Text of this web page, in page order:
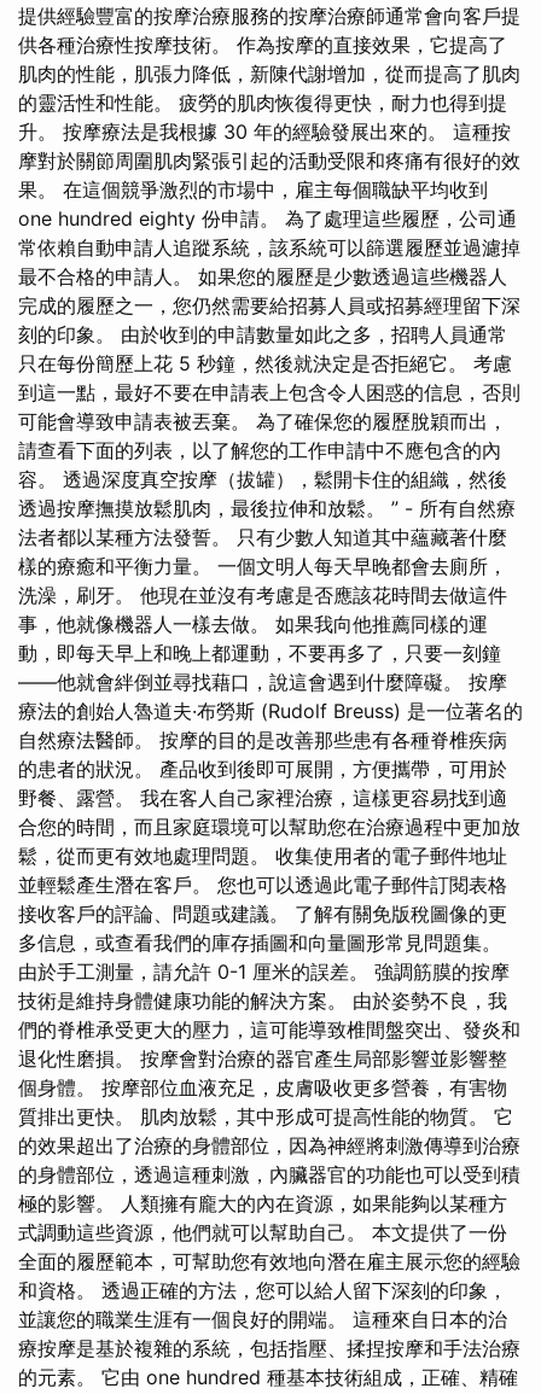
提供經驗豐富的按摩治療服務的按摩治療師通常會向客戶提
供各種治療性按摩技術。 作為按摩的直接效果，它提高了
肌肉的性能，肌張力降低，新陳代謝增加，從而提高了肌肉
的靈活性和性能。 疲勞的肌肉恢復得更快，耐力也得到提
升。 按摩療法是我根據 30 年的經驗發展出來的。 這種按
摩對於關節周圍肌肉緊張引起的活動受限和疼痛有很好的效
果。 在這個競爭激烈的市場中，雇主每個職缺平均收到
one hundred eighty 份申請。 為了處理這些履歷，公司通
常依賴自動申請人追蹤系統，該系統可以篩選履歷並過濾掉
最不合格的申請人。 如果您的履歷是少數透過這些機器人
完成的履歷之一，您仍然需要給招募人員或招募經理留下深
刻的印象。 由於收到的申請數量如此之多，招聘人員通常
只在每份簡歷上花 5 秒鐘，然後就決定是否拒絕它。 考慮
到這一點，最好不要在申請表上包含令人困惑的信息，否則
可能會導致申請表被丟棄。 為了確保您的履歷脫穎而出，
請查看下面的列表，以了解您的工作申請中不應包含的內
容。 透過深度真空按摩（拔罐），鬆開卡住的組織，然後
透過按摩撫摸放鬆肌肉，最後拉伸和放鬆。 ” - 所有自然療
法者都以某種方法發誓。 只有少數人知道其中蘊藏著什麼
樣的療癒和平衡力量。 一個文明人每天早晚都會去廁所，
洗澡，刷牙。 他現在並沒有考慮是否應該花時間去做這件
事，他就像機器人一樣去做。 如果我向他推薦同樣的運
動，即每天早上和晚上都運動，不要再多了，只要一刻鐘
——他就會絆倒並尋找藉口，說這會遇到什麼障礙。 按摩
療法的創始人魯道夫·布勞斯 (Rudolf Breuss) 是一位著名的
自然療法醫師。 按摩的目的是改善那些患有各種脊椎疾病
的患者的狀況。 產品收到後即可展開，方便攜帶，可用於
野餐、露營。 我在客人自己家裡治療，這樣更容易找到適
合您的時間，而且家庭環境可以幫助您在治療過程中更加放
鬆，從而更有效地處理問題。 收集使用者的電子郵件地址
並輕鬆產生潛在客戶。 您也可以透過此電子郵件訂閱表格
接收客戶的評論、問題或建議。 了解有關免版稅圖像的更
多信息，或查看我們的庫存插圖和向量圖形常見問題集。
由於手工測量，請允許 0-1 厘米的誤差。 強調筋膜的按摩
技術是維持身體健康功能的解決方案。 由於姿勢不良，我
們的脊椎承受更大的壓力，這可能導致椎間盤突出、發炎和
退化性磨損。 按摩會對治療的器官產生局部影響並影響整
個身體。 按摩部位血液充足，皮膚吸收更多營養，有害物
質排出更快。 肌肉放鬆，其中形成可提高性能的物質。 它
的效果超出了治療的身體部位，因為神經將刺激傳導到治療
的身體部位，透過這種刺激，內臟器官的功能也可以受到積
極的影響。 人類擁有龐大的內在資源，如果能夠以某種方
式調動這些資源，他們就可以幫助自己。 本文提供了一份
全面的履歷範本，可幫助您有效地向潛在雇主展示您的經驗
和資格。 透過正確的方法，您可以給人留下深刻的印象，
並讓您的職業生涯有一個良好的開端。 這種來自日本的治
療按摩是基於複雜的系統，包括指壓、揉捏按摩和手法治療
的元素。 它由 one hundred 種基本技術組成，正確、精確